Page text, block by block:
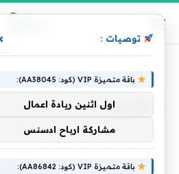
جارمين
توصيات :
باقة متميزة VIP (كود: AA38045):
اول اثنين ريادة اعمال
مشاركة ارباح ادسنس
باقة متميزة VIP (كود: AA86842):